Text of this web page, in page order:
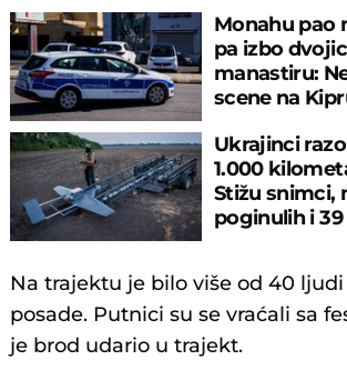
Monahu pao
pa izbo
manastiru:
scene na
Ukrajinci
1.000
Stižu snimci,
poginulih i
Na trajektu je bilo više od 40
posade. Putnici su se vraćali sa
je brod udario u trajekt.